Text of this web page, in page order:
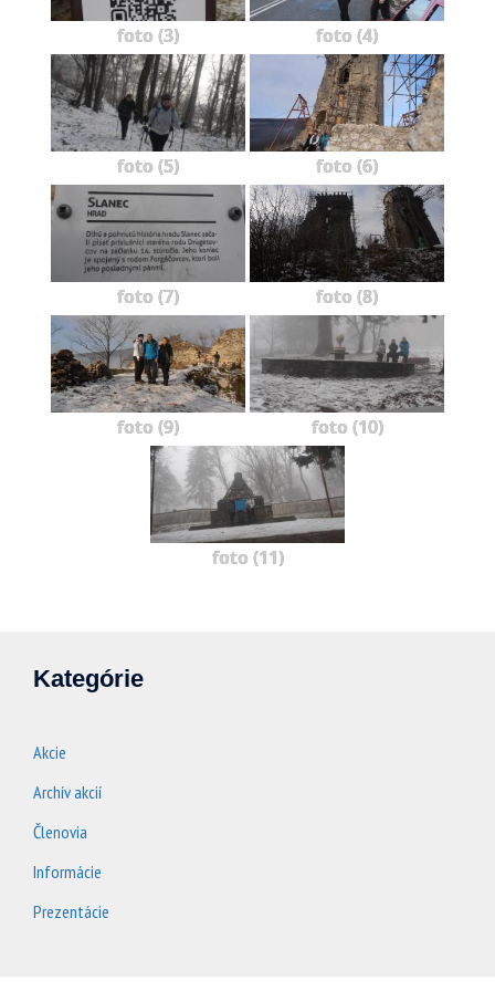
foto (3) foto (4)
foto (5) foto (6)
foto (7) foto (8)
foto (9) foto (10)
foto (11)
Kategórie
Akcie
Archív akcií
Členovia
Informácie
Prezentácie